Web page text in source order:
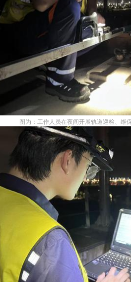
图为：工作人员在夜间开展轨道巡检、维